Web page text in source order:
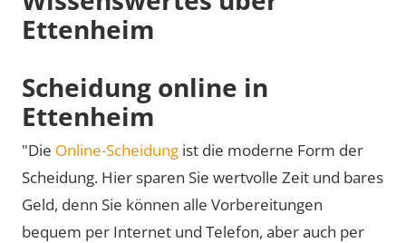
Ettenheim
Scheidung online in
Ettenheim
"Die Online-Scheidung ist die moderne Form der
Scheidung. Hier sparen Sie wertvolle Zeit und bares
Geld, denn Sie können alle Vorbereitungen
bequem per Internet und Telefon, aber auch per